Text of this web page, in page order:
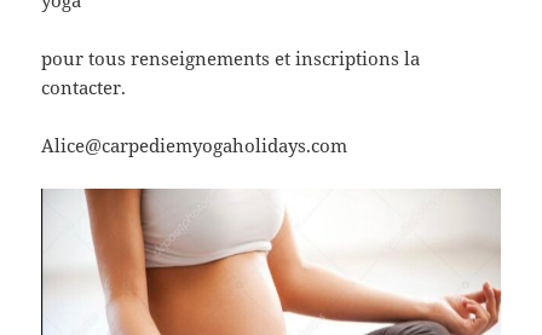
pour tous renseignements et inscriptions la
contacter.
Alice@carpediemyogaholidays.com